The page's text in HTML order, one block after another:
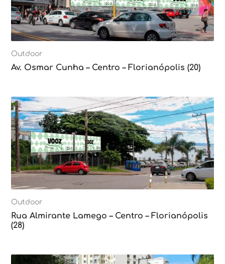
Outdoor
Av. Osmar Cunha – Centro – Florianópolis (20)
Outdoor
Rua Almirante Lamego – Centro – Florianópolis
(28)